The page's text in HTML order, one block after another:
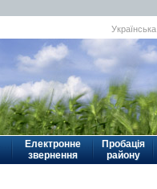
Українська
Електронне
звернення
Пробація
району